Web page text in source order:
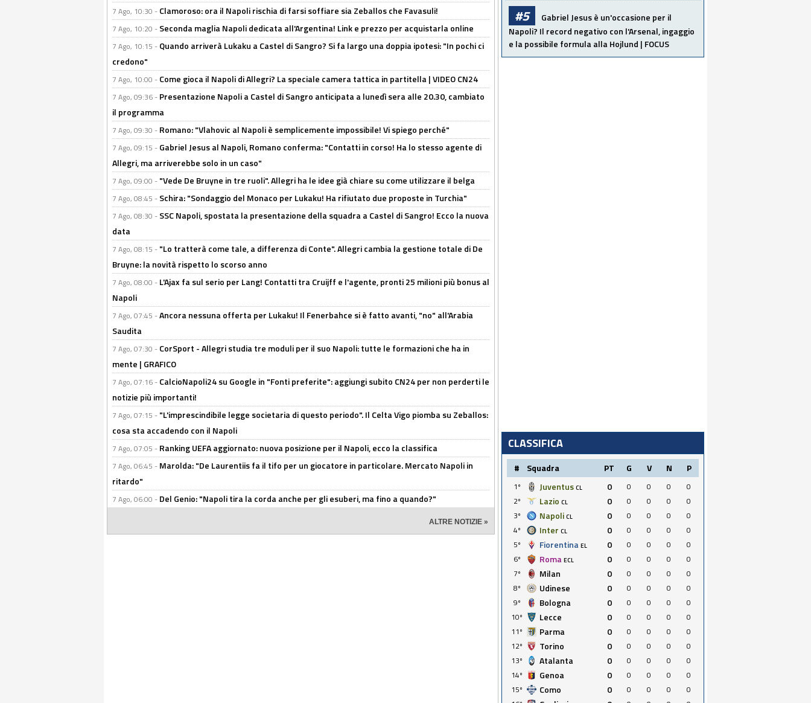
7 Ago, 10:30 - Clamoroso: ora il Napoli rischia di farsi soffiare sia Zeballos che Favasuli!
7 Ago, 10:20 - Seconda maglia Napoli dedicata all'Argentina! Link e prezzo per acquistarla online
7 Ago, 10:15 - Quando arriverà Lukaku a Castel di Sangro? Si fa largo una doppia ipotesi: "In pochi ci
credono"
7 Ago, 10:00 - Come gioca il Napoli di Allegri? La speciale camera tattica in partitella | VIDEO CN24
7 Ago, 09:36 - Presentazione Napoli a Castel di Sangro anticipata a lunedì sera alle 20.30, cambiato
il programma
7 Ago, 09:30 - Romano: "Vlahovic al Napoli è semplicemente impossibile! Vi spiego perché"
7 Ago, 09:15 - Gabriel Jesus al Napoli, Romano conferma: "Contatti in corso! Ha lo stesso agente di
Allegri, ma arriverebbe solo in un caso"
7 Ago, 09:00 - "Vede De Bruyne in tre ruoli". Allegri ha le idee già chiare su come utilizzare il belga
7 Ago, 08:45 - Schira: "Sondaggio del Monaco per Lukaku! Ha rifiutato due proposte in Turchia"
7 Ago, 08:30 - SSC Napoli, spostata la presentazione della squadra a Castel di Sangro! Ecco la nuova
data
7 Ago, 08:15 - "Lo tratterà come tale, a differenza di Conte". Allegri cambia la gestione totale di De
Bruyne: la novità rispetto lo scorso anno
7 Ago, 08:00 - L'Ajax fa sul serio per Lang! Contatti tra Cruijff e l'agente, pronti 25 milioni più bonus al
Napoli
7 Ago, 07:45 -Ancora nessuna offerta per Lukaku! Il Fenerbahce si è fatto avanti, "no" all'Arabia
Saudita
7 Ago, 07:30 - CorSport - Allegri studia tre moduli per il suo Napoli: tutte le formazioni che ha in
mente | GRAFICO
7 Ago, 07:16 - CalcioNapoli24 su Google in "Fonti preferite": aggiungi subito CN24 per non perderti le
notizie più importanti!
7 Ago, 07:15 - "L'imprescindibile legge societaria di questo periodo". Il Celta Vigo piomba su Zeballos:
cosa sta accadendo con il Napoli
7 Ago, 07:05 - Ranking UEFA aggiornato: nuova posizione per il Napoli, ecco la classifica
7 Ago, 06:45 - Marolda: "De Laurentiis fa il tifo per un giocatore in particolare. Mercato Napoli in
ritardo"
7 Ago, 06:00 - Del Genio: "Napoli tira la corda anche per gli esuberi, ma fino a quando?"
ALTRE NOTIZIE »
#5
Gabriel Jesus è un'occasione per il
Napoli? Il record negativo con l'Arsenal, ingaggio
e la possibile formula alla Hojlund | FOCUS
CLASSIFICA
# Squadra PT G V N P
1º Juventus CL 0 0 0 0
0
2º
Lazio CL 0 0 0 0
0
3º
Napoli CL 0 0 0 0
0
4º
Inter CL 0 0 0 0
0
5º
Fiorentina EL 0 0 0 0
0
6º
Roma ECL 0 0 0 0
0
7º
Milan 0 0 0 0
0
8º
Udinese 0 0 0 0
0
9º
Bologna 0 0 0 0
0
10º
Lecce 0 0 0 0
0
11º
Parma 0 0 0 0
0
12º
Torino 0 0 0 0
0
13º
Atalanta 0 0 0 0
0
14º
Genoa 0 0 0 0
0
15º
Como 0 0 0 0
0